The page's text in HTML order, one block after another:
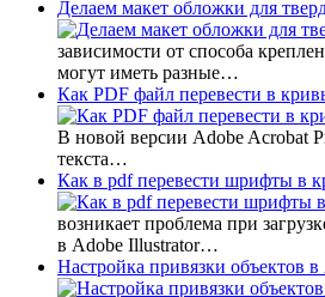
Делаем макет обложки для
зависимости от способа
могут иметь разные…
Как PDF файл перевести в
В новой версии Adobe Acrobat
текста…
Как в pdf перевести шрифты в
возникает проблема при
в Adobe Illustrator…
Настройка привязки объектов